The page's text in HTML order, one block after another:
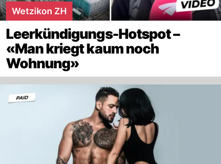
Wetzikon ZH
Leerkündigungs-Hotspot –
«Man kriegt kaum noch
Wohnung»